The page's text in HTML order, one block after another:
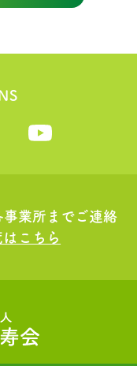
業所までご連絡
こちら